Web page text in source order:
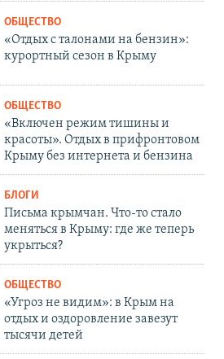
ОБЩЕСТВО
«Отдых с талонами на бензин»:
курортный сезон в Крыму
ОБЩЕСТВО
«Включен режим тишины и
красоты». Отдых в прифронтовом
Крыму без интернета и бензина
БЛОГИ
Письма крымчан. Что-то стало
меняться в Крыму: где же теперь
укрыться?
ОБЩЕСТВО
«Угроз не видим»: в Крым на
отдых и оздоровление завезут
тысячи детей